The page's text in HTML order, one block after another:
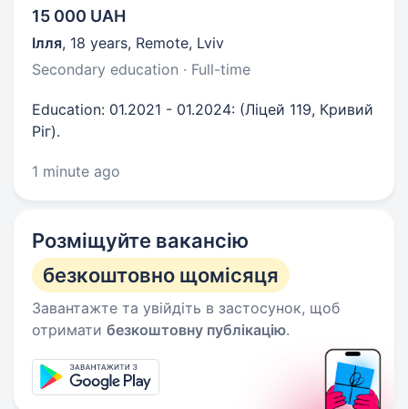
15 000 UAH
Ілля, 18 years, Remote, Lviv
Secondary education · Full-time
Education: 01.2021 - 01.2024: (Ліцей 119, Кривий
Ріг).
1 minute ago
Розміщуйте вакансію
безкоштовно щомісяця
Завантажте та увійдіть в застосунок, щоб
отримати безкоштовну публікацію.